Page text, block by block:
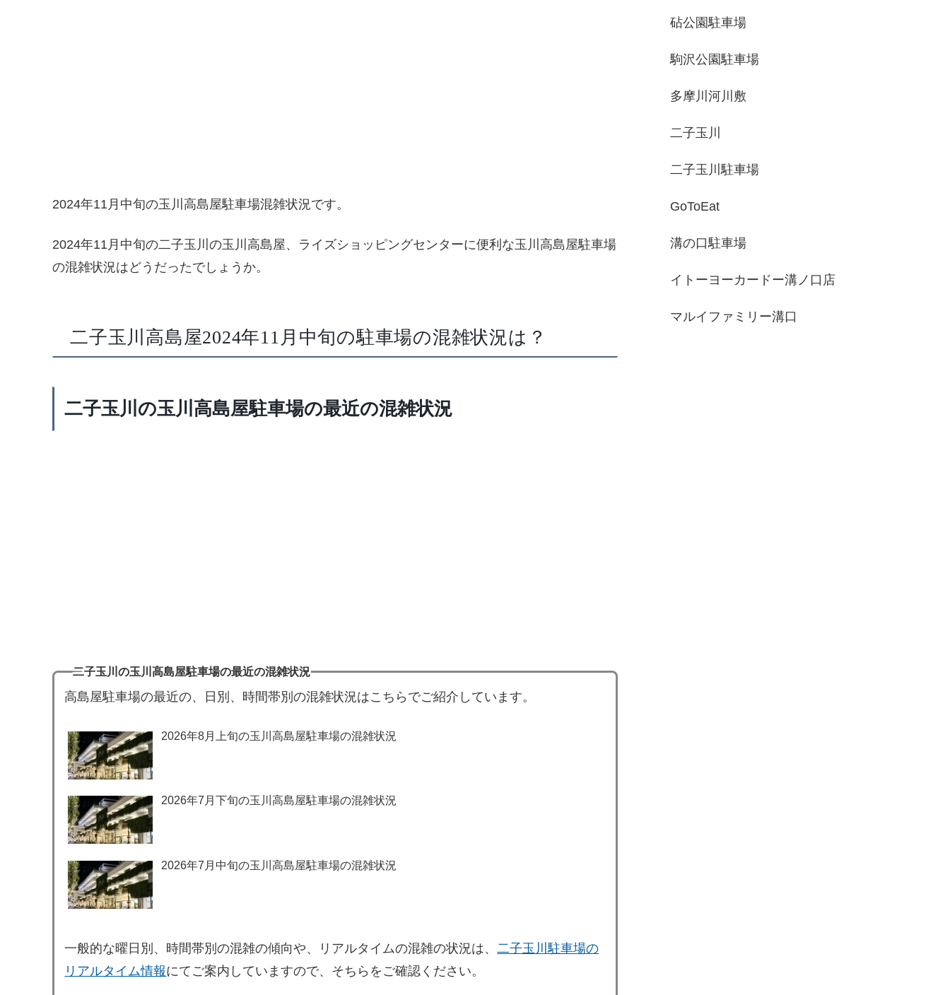
2024年11月中旬の玉川高島屋駐車場混雑状況です。
2024年11月中旬の二子玉川の玉川高島屋、ライズショッピングセンターに便利な玉川高島屋駐車場
の混雑状況はどうだったでしょうか。
二子玉川高島屋2024年11月中旬の駐車場の混雑状況は？
二子玉川の玉川高島屋駐車場の最近の混雑状況
二子玉川の玉川高島屋駐車場の最近の混雑状況
高島屋駐車場の最近の、日別、時間帯別の混雑状況はこちらでご紹介しています。
2026年8月上旬の玉川高島屋駐車場の混雑状況
2026年7月下旬の玉川高島屋駐車場の混雑状況
2026年7月中旬の玉川高島屋駐車場の混雑状況
一般的な曜日別、時間帯別の混雑の傾向や、リアルタイムの混雑の状況は、二子玉川駐車場の
リアルタイム情報にてご案内していますので、そちらをご確認ください。
砧公園駐車場
駒沢公園駐車場
多摩川河川敷
二子玉川
二子玉川駐車場
GoToEat
溝の口駐車場
イトーヨーカードー溝ノ口店
マルイファミリー溝口